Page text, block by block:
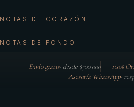
NOTAS DE CORAZÓN
NOTAS DE FONDO
Envío gratis· desde $300.000 100%
Asesoría WhatsApp·